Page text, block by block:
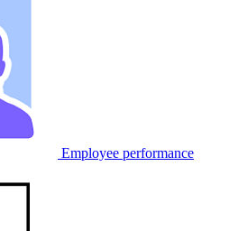
Employee performance